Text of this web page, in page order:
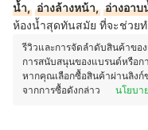
น้ำ, อ่างล้างหน้า, อ่างอา
ห้องน้ำสุดทันสมัย ที่จะช่วย
รีวิวและการจัดลำดับสินค้าขอ
การสนับสนุนของแบรนด์หรือก
หากคุณเลือกซื้อสินค้าผ่านลิงก์
จากการซื้อดังกล่าว
นโยบา